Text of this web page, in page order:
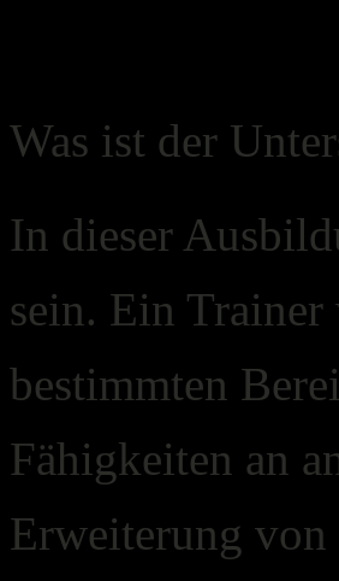
Was ist der
In dieser
sein. Ein
bestimmten
Fähigkeiten an
Erweiterung